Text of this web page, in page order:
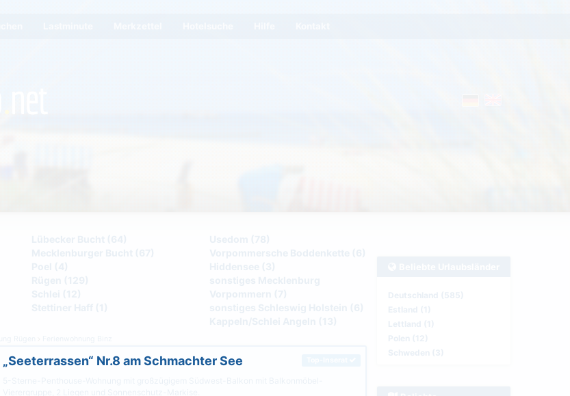
„Seeterrassen“ Nr.8 am Schmachter See